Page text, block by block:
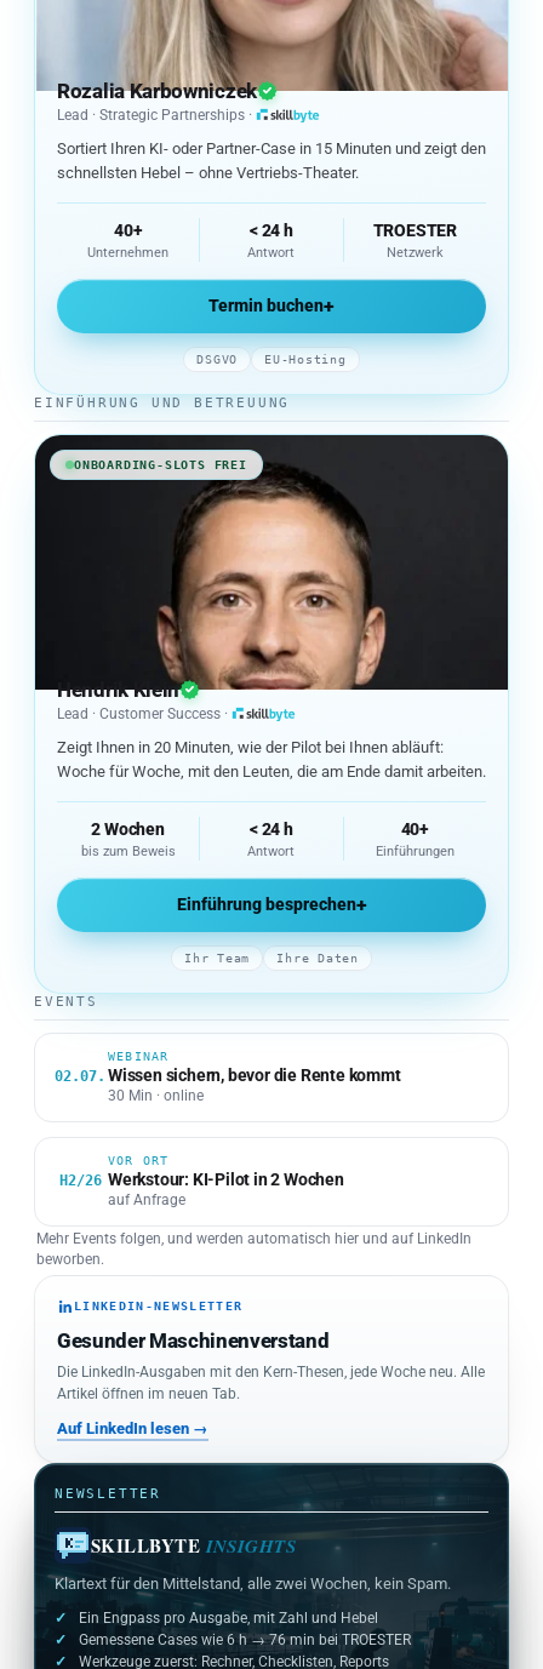
Rozalia Karbowniczek
Lead · Strategic Partnerships ·skillbyte – Zur Startseite
Sortiert Ihren KI- oder Partner-Case in 15 Minuten und zeigt den
schnellsten Hebel – ohne Vertriebs-Theater.
40+
Unternehmen
< 24 h
Antwort
TROESTER
Netzwerk
Termin buchen+
EINFÜHRUNG UND BETREUUNG
ONBOARDING-SLOTS FREI
Hendrik Klein
Lead · Customer Success · skillbyte – Zur Startseite
Zeigt Ihnen in 20 Minuten, wie der Pilot bei Ihnen abläuft:
Woche für Woche, mit den Leuten, die am Ende damit arbeiten.
2 Wochen
bis zum Beweis
< 24 h
Antwort
40+
Einführungen
Einführung besprechen+
EVENTS
WEBINAR
Wissen sichern, bevor die Rente kommt
30 Min · online
VOR ORT
Werkstour: KI-Pilot in 2 Wochen
auf Anfrage
Mehr Events folgen, und werden automatisch hier und auf LinkedIn
LINKEDIN-NEWSLETTER
Gesunder Maschinenverstand
Die LinkedIn-Ausgaben mit den Kern-Thesen, jede Woche neu. Alle
Artikel öffnen im neuen Tab.
Auf LinkedIn lesen →
NEWSLETTER
SKILLBYTEINSIGHTS
Klartext für den Mittelstand, alle zwei Wochen, kein Spam.
Ein Engpass pro Ausgabe, mit Zahl und Hebel